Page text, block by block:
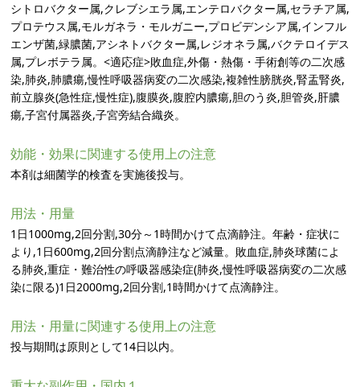
シトロバクター属,クレブシエラ属,エンテロバクター属,セラチア属,
プロテウス属,モルガネラ・モルガニー,プロビデンシア属,インフル
エンザ菌,緑膿菌,アシネトバクター属,レジオネラ属,バクテロイデス
属,プレボテラ属。<適応症>敗血症,外傷・熱傷・手術創等の二次感
染,肺炎,肺膿瘍,慢性呼吸器病変の二次感染,複雑性膀胱炎,腎盂腎炎,
前立腺炎(急性症,慢性症),腹膜炎,腹腔内膿瘍,胆のう炎,胆管炎,肝膿
瘍,子宮付属器炎,子宮旁結合織炎。
効能・効果に関連する使用上の注意
本剤は細菌学的検査を実施後投与。
用法・用量
1日1000mg,2回分割,30分～1時間かけて点滴静注。年齢・症状に
より,1日600mg,2回分割点滴静注など減量。敗血症,肺炎球菌によ
る肺炎,重症・難治性の呼吸器感染症(肺炎,慢性呼吸器病変の二次感
染に限る)1日2000mg,2回分割,1時間かけて点滴静注。
用法・用量に関連する使用上の注意
投与期間は原則として14日以内。